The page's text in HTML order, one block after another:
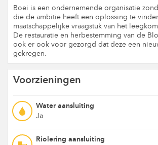
Boei is een ondernemende organisatie
die de ambitie heeft een oplossing te
maatschappelijke vraagstuk van het
De restauratie en herbestemming van de
ook er ook voor gezorgd dat deze een
gekregen.
Voorzieningen
Water aansluiting
Ja
Riolering aansluiting